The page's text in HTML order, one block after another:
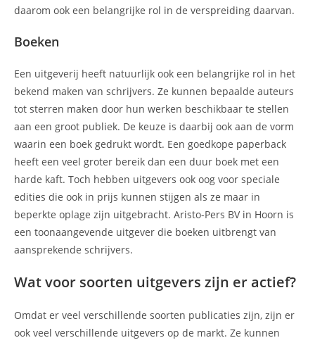
daarom ook een belangrijke rol in de verspreiding daarvan.
Boeken
Een uitgeverij heeft natuurlijk ook een belangrijke rol in het
bekend maken van schrijvers. Ze kunnen bepaalde auteurs
tot sterren maken door hun werken beschikbaar te stellen
aan een groot publiek. De keuze is daarbij ook aan de vorm
waarin een boek gedrukt wordt. Een goedkope paperback
heeft een veel groter bereik dan een duur boek met een
harde kaft. Toch hebben uitgevers ook oog voor speciale
edities die ook in prijs kunnen stijgen als ze maar in
beperkte oplage zijn uitgebracht. Aristo-Pers BV in Hoorn is
een toonaangevende uitgever die boeken uitbrengt van
aansprekende schrijvers.
Wat voor soorten uitgevers zijn er actief?
Omdat er veel verschillende soorten publicaties zijn, zijn er
ook veel verschillende uitgevers op de markt. Ze kunnen